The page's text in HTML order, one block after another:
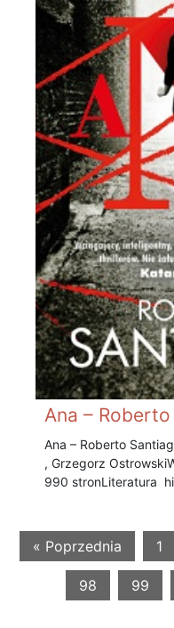
Ana –
Ana – Roberto
, Grzegorz Ostrowski
990 stronLiteratura
« Poprzednia 1
98 99